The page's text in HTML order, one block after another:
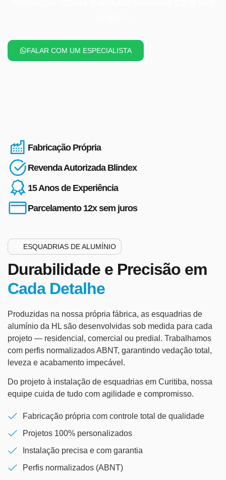
FALAR COM UM ESPECIALISTA
Fabricação Própria
Revenda Autorizada Blindex
15 Anos de Experiência
Parcelamento 12x sem juros
ESQUADRIAS DE ALUMÍNIO
Durabilidade e Precisão em
Cada Detalhe
Produzidas na nossa própria fábrica, as esquadrias de
alumínio da HL são desenvolvidas sob medida para cada
projeto — residencial, comercial ou predial. Trabalhamos
com perfis normalizados ABNT, garantindo vedação total,
leveza e acabamento impecável.
Do projeto à instalação de esquadrias em Curitiba, nossa
equipe cuida de tudo com agilidade e compromisso.
Fabricação própria com controle total de qualidade
Projetos 100% personalizados
Instalação precisa e com garantia
Perfis normalizados (ABNT)